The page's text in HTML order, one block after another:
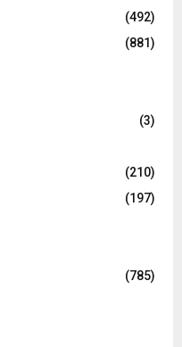
(492)
(881)
(3)
(210)
(197)
(785)